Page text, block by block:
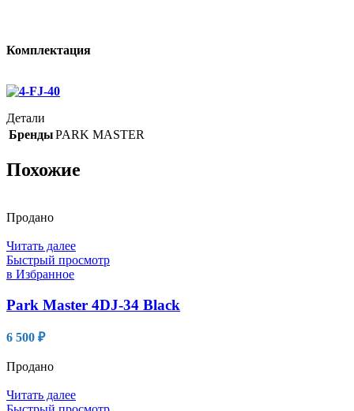
Комплектация
Детали
БрендыPARK MASTER
Похожие
Продано
Читать далее
Быстрый просмотр
в Избранное
Park Master 4DJ-34 Black
6 500 ₽
Продано
Читать далее